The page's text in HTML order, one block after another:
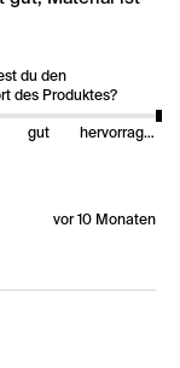
du den
des Produktes?
gut hervorragend
vor 10 Monaten